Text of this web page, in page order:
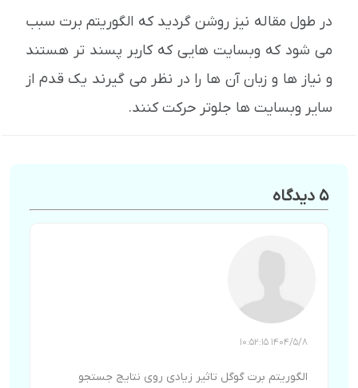
در طول مقاله نیز روشن گردید که الگوریتم برت سبب
می شود که وبسایت هایی که کاربر پسند تر هستند
و نیاز ها و زبان آن ها را در نظر می گیرند یک قدم از
سایر وبسایت ها جلوتر حرکت کنند.
5 دیدگاه
1404/5/8 10:52:15
الگوریتم برت گوگل تاثیر زیادی روی نتایج جستجو